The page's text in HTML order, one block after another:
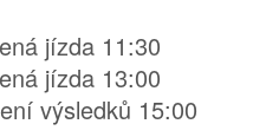
jízda 11:30
jízda 13:00
výsledků 15:00